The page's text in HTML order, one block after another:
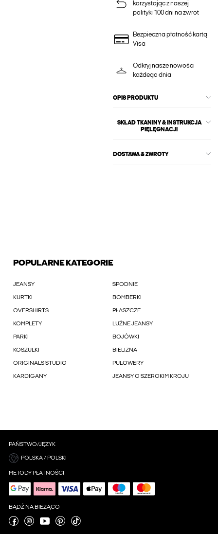
korzystając z naszej
polityki 100 dni na zwrot
Bezpieczna płatność kartą
Visa
Odkryj nasze nowości
każdego dnia
OPIS PRODUKTU
SKŁAD TKANINY & INSTRUKCJA
PIĘLĘGNACJI
DOSTAWA & ZWROTY
POPULARNE KATEGORIE
JEANSY SPODNIE
KURTKI BOMBERKI
OVERSHIRTS PŁASZCZE
KOMPLETY LUŹNE JEANSY
PARKI BOJÓWKI
KOSZULKI BIELIZNA
ORIGINALS STUDIO PULOWERY
KARDIGANY JEANSY O SZEROKIM KROJU
PAŃSTWO/JĘZYK
POLSKA / POLSKI
METODY PŁATNOŚCI
BĄDŹ NA BIEŻĄCO